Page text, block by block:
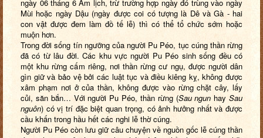
ngày 06 tháng 6 Âm lịch, trừ trường hợp ngày đó trùng vào ngày
Mùi hoặc ngày Dậu (ngày được coi có tượng là Dê và Gà - hai
con vật được đem làm đồ tế lễ) thì có thể tổ chức sớm hoặc
muộn hơn.
Trong đời sống tín ngưỡng của người Pu Péo, tục cúng thần rừng
đã có từ lâu đời. Các khu vực người Pu Péo sinh sống đều có
một khu rừng cấm riêng, nơi thần rừng cư ngụ, được người dân
gìn giữ và bảo vệ bởi các luật tục và điều kiêng kỵ, không được
xâm phạm nơi ở của thần, không được vào rừng chặt cây, lấy
củi, săn bắn… Với người Pu Péo, thần rừng (Sau ngunhaySau
nguôn) có vị trí đặc biệt quan trọng, có ảnh hưởng nhất và được
cầu khấn trong hầu hết các nghi lễ thờ cúng.
Người Pu Péo còn lưu giữ câu chuyện về nguồn gốc lễ cúng thần